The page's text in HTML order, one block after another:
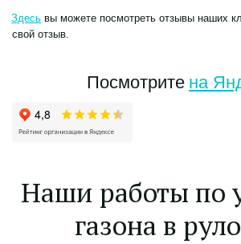
Здесь вы можете посмотреть отзывы наших
свой отзыв.
Посмотрите на
Наши работы по
газона в